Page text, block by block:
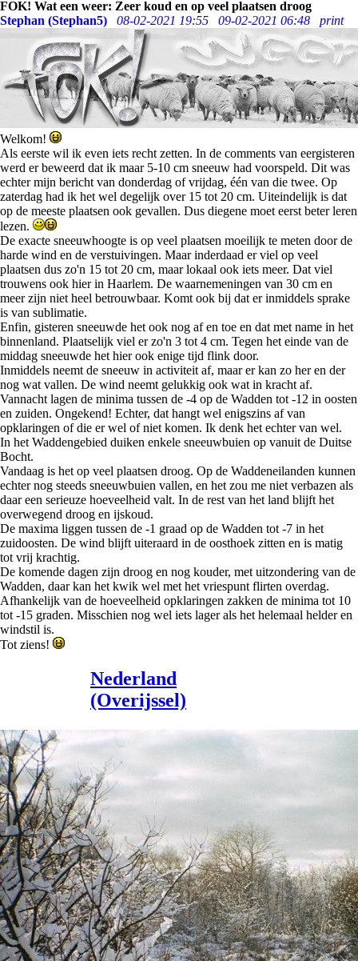
FOK! Wat een weer: Zeer koud en op veel plaatsen droog
Stephan (Stephan5)
08-02-2021 19:55 09-02-2021 06:48 print
Welkom!
Als eerste wil ik even iets recht zetten. In de comments van eergisteren
werd er beweerd dat ik maar 5-10 cm sneeuw had voorspeld. Dit was
echter mijn bericht van donderdag of vrijdag, één van die twee. Op
zaterdag had ik het wel degelijk over 15 tot 20 cm. Uiteindelijk is dat
op de meeste plaatsen ook gevallen. Dus diegene moet eerst beter leren
lezen.
De exacte sneeuwhoogte is op veel plaatsen moeilijk te meten door de
harde wind en de verstuivingen. Maar inderdaad er viel op veel
plaatsen dus zo'n 15 tot 20 cm, maar lokaal ook iets meer. Dat viel
trouwens ook hier in Haarlem. De waarnemeningen van 30 cm en
meer zijn niet heel betrouwbaar. Komt ook bij dat er inmiddels sprake
is van sublimatie.
Enfin, gisteren sneeuwde het ook nog af en toe en dat met name in het
binnenland. Plaatselijk viel er zo'n 3 tot 4 cm. Tegen het einde van de
middag sneeuwde het hier ook enige tijd flink door.
Inmiddels neemt de sneeuw in activiteit af, maar er kan zo her en der
nog wat vallen. De wind neemt gelukkig ook wat in kracht af.
Vannacht lagen de minima tussen de -4 op de Wadden tot -12 in oosten
en zuiden. Ongekend! Echter, dat hangt wel enigszins af van
opklaringen of die er wel of niet komen. Ik denk het echter van wel.
In het Waddengebied duiken enkele sneeuwbuien op vanuit de Duitse
Bocht.
Vandaag is het op veel plaatsen droog. Op de Waddeneilanden kunnen
echter nog steeds sneeuwbuien vallen, en het zou me niet verbazen als
daar een serieuze hoeveelheid valt. In de rest van het land blijft het
overwegend droog en ijskoud.
De maxima liggen tussen de -1 graad op de Wadden tot -7 in het
zuidoosten. De wind blijft uiteraard in de oosthoek zitten en is matig
tot vrij krachtig.
De komende dagen zijn droog en nog kouder, met uitzondering van de
Wadden, daar kan het kwik wel met het vriespunt flirten overdag.
Afhankelijk van de hoeveelheid opklaringen zakken de minima tot 10
tot -15 graden. Misschien nog wel iets lager als het helemaal helder en
windstil is.
Tot ziens!